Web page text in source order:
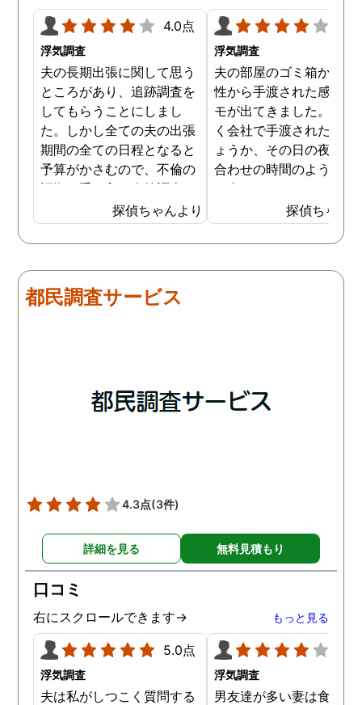
4.0点
浮気調査
夫の長期出張に関して思う
ところがあり、追跡調査を
してもらうことにしまし
た。しかし全ての夫の出張
期間の全ての日程となると
予算がかさむので、不倫の
証拠が手に入り次第調査を
打ち切ってもらう契約にし
ました。調査初日、その日
は夫は本当に仕事をしてい
目、夫は仕事を休みにして
おり、出張先で女性と1日
拠を手に入れることができ
探偵ちゃんより
浮気調査
夫の部屋のゴミ箱から、
性から手渡された感じの
モが出てきました。おそ
く会社で手渡されたので
ょうか、その日の夜の待
合わせの時間のようなも
が書かれていました。こ
時になんとなく嫌な予感
したので、夫の身辺調査
会社での過ごし方を探偵
探偵に夫の会社の場所を
れました。調査の結果、
す。探偵の説明は全て調
報告書にも書かれており
写真を確認することもで
ましたが、真実を知るこ
ができて良かったです。
探偵ちゃん
都民調査サービス
4.3点(3件)
詳細を見る 無料見積もり
口コミ
右にスクロールできます→ もっと見る
5.0点
浮気調査
夫は私がしつこく質問する
浮気調査
男友達が多い妻は食事の